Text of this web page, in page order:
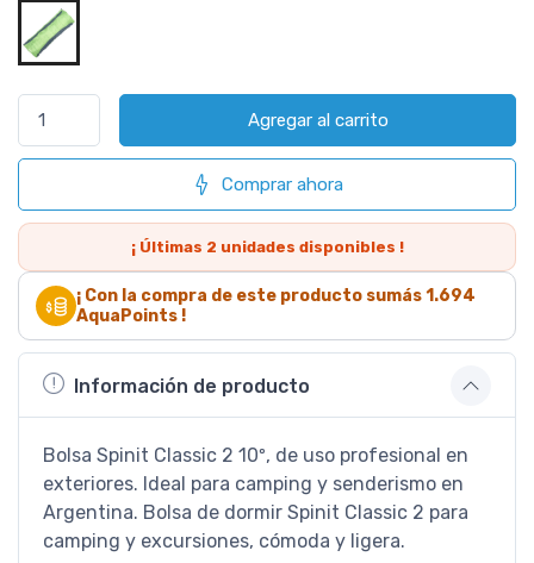
Agregar al carrito
Comprar ahora
¡ Últimas 2 unidades disponibles !
¡ Con la compra de este producto sumás1.694
AquaPoints !
Información de producto
Bolsa Spinit Classic 2 10º, de uso profesional en
exteriores. Ideal para camping y senderismo en
Argentina. Bolsa de dormir Spinit Classic 2 para
camping y excursiones, cómoda y ligera.